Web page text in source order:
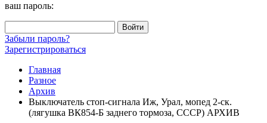
ваш пароль:
Забыли пароль?
Зарегистрироваться
Главная
Разное
Архив
Выключатель стоп-сигнала Иж, Урал, мопед 2-ск.
(лягушка ВК854-Б заднего тормоза, СССР) АРХИВ